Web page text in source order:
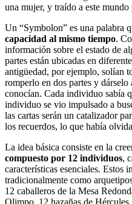
una mujer, y traído a este
Un “Symbolon” es una palabra
capacidad al mismo tiempo.
información sobre el estado de
partes están ubicadas en
antigüedad, por ejemplo, solían
romperlo en dos partes y dárselo
conocían. Cada individuo sabía
individuo se vio impulsado a
las cartas serán un catalizador
los recuerdos, lo que había
La idea básica consiste en la
compuesto por 12 individuos,
características esenciales. Estos
tradicionalmente como
12 caballeros de la Mesa
Olimpo, 12 hazañas de